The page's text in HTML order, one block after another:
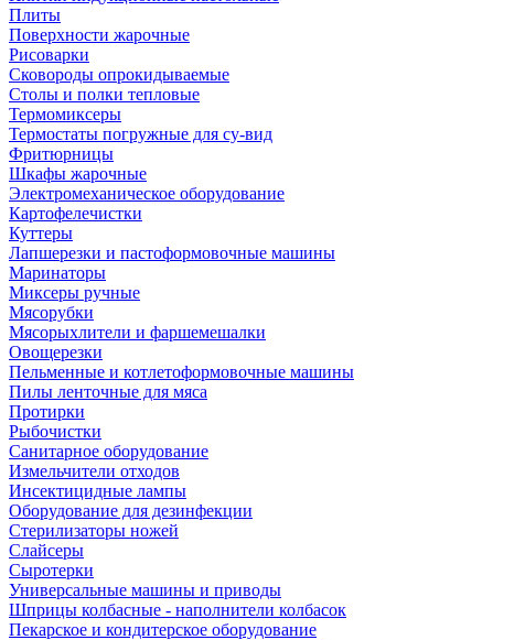
Плиты
Поверхности жарочные
Рисоварки
Сковороды опрокидываемые
Столы и полки тепловые
Термомиксеры
Термостаты погружные для су-вид
Фритюрницы
Шкафы жарочные
Электромеханическое оборудование
Картофелечистки
Куттеры
Лапшерезки и пастоформовочные машины
Маринаторы
Миксеры ручные
Мясорубки
Мясорыхлители и фаршемешалки
Овощерезки
Пельменные и котлетоформовочные машины
Пилы ленточные для мяса
Протирки
Рыбочистки
Санитарное оборудование
Измельчители отходов
Инсектицидные лампы
Оборудование для дезинфекции
Стерилизаторы ножей
Слайсеры
Сыротерки
Универсальные машины и приводы
Шприцы колбасные - наполнители колбасок
Пекарское и кондитерское оборудование